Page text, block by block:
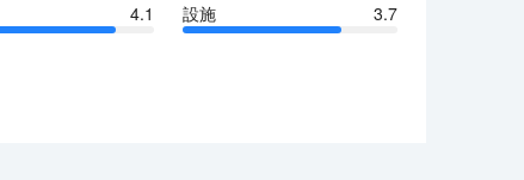
4.1 設施 3.7